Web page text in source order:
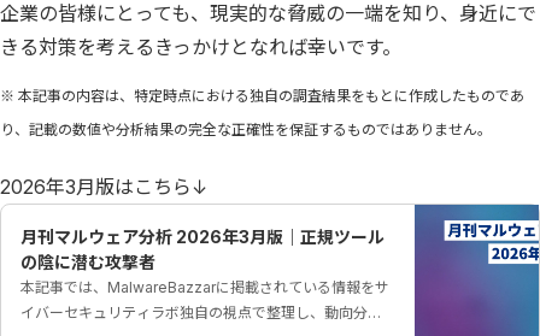
企業の皆様にとっても、現実的な脅威の一端を知り、身近にで
きる対策を考えるきっかけとなれば幸いです。
※ 本記事の内容は、特定時点における独自の調査結果をもとに作成したものであ
り、記載の数値や分析結果の完全な正確性を保証するものではありません。
2026年3月版はこちら↓
月刊マルウェア分析 2026年3月版｜正規ツール
の陰に潜む攻撃者
本記事では、MalwareBazzarに掲載されている情報をサ
イバーセキュリティラボ独自の視点で整理し、動向分析